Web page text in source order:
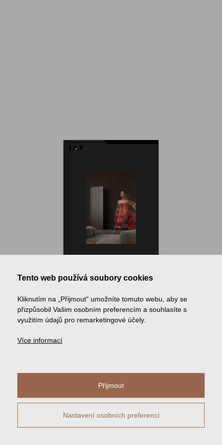
Tento web používá soubory cookies
Kliknutím na „Přijmout“ umožníte tomuto webu, aby se
přizpůsobil Vašim osobním preferencím a souhlasíte s
využitím údajů pro remarketingové účely.
Více informací
Přijmout
Nastavení osobních preferencí